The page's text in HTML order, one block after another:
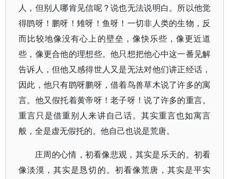
人，但别人哪肯见信呢？说也无法说明白。所以他觉
得鹍呀！鹏呀！雉呀！鱼呀！一切非人类的生物，反
而比较地像没有心上的壁垒，像快乐些，像更近道
些，像更合他的理想些。他只想把他心中这一番见解
告诉人，但他又感得世人又是无法对他们讲正经话，
因此，他只有鹍呀鹏呀，借着鸟兽草木说了许多的寓
言。他又假托着黄帝呀！老子呀！说了许多的重言。
重言只是借重别人来讲自己话。其实重言也如寓言
般，全是虚无假托的。他自己也说是荒唐。
庄周的心情，初看像悲观，其实是乐天的。初看
像淡漠，其实是恳切的。初看像荒唐，其实是平实